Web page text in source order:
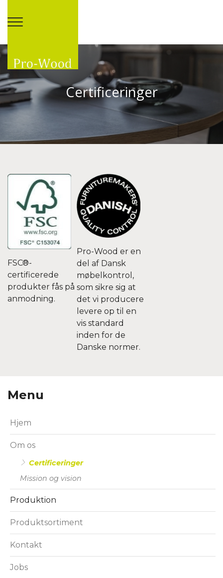
Certificeringer
FSC®-
certificerede
produkter fås på
anmodning.
Pro-Wood er en
del af Dansk
møbelkontrol,
som sikre sig at
det vi producere
levere op til en
vis standard
inden for de
Danske normer.
Menu
Hjem
Om os
Certificeringer
Mission og vision
Produktion
Produktsortiment
Kontakt
Jobs